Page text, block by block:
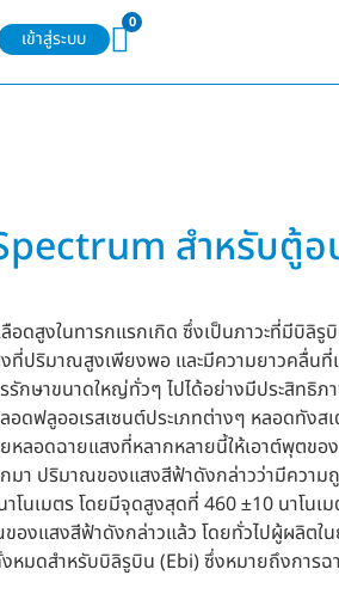
เข้าสู่ระบบ
0
สำหรับตู้อ
สูงในทารกแรกเกิด ซึ่งเป็นภาวะที่มีบิลิรูบิ
ปริมาณสูงเพียงพอ และมีความยาวคลื่นที่
กษาขนาดใหญ่ทั่วๆ ไปได้อย่างมีประสิทธิภ
ฟลูออเรสเซนต์ประเภทต่างๆ หลอดทังสเ
หลอดฉายแสงที่หลากหลายนี้ให้เอาต์พุตข
มา ปริมาณของแสงสีฟ้าดังกล่าวว่ามีควา
นเมตร โดยมีจุดสูงสุดที่ 460 ±10 นาโนเ
องแสงสีฟ้าดังกล่าวแล้ว โดยทั่วไปผู้ผลิตใ
หมดสำหรับบิลิรูบิน (Ebi) ซึ่งหมายถึงการฉ